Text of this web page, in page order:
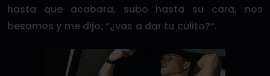
hasta que acabara, subo hasta su cara, nos
besamos y me dijo: “¿vas a dar tu culito?”.